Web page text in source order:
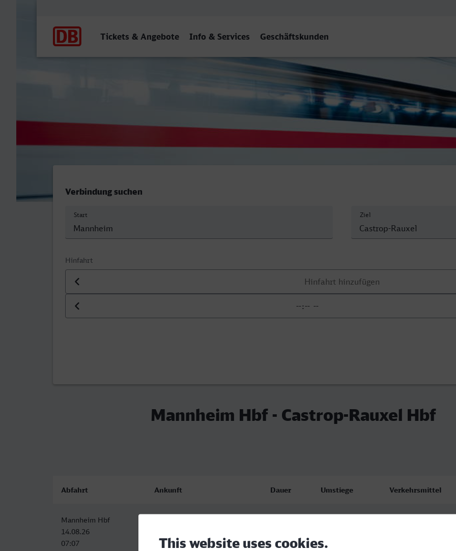
Tickets & Angebote Info & Services Geschäftskunden
Mannheim Hbf - Castrop-Rauxel Hbf
Verbindung suchen
Start Ziel
Hinfahrt
Datum der Hinfahrt
Uhrzeit der Hinfahrt
Mannheim Hbf - Castrop-Rauxel Hbf
Abfahrt Ankunft Dauer Umstiege Verkehrsmittel
Mannheim Hbf
14.08.26
07:07
10:13